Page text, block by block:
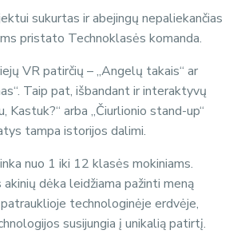
sukurtas ir abejingų nepaliekančias
pristato Technoklasės komanda.
VR patirčių – „Angelų takais“ ar
Taip pat, išbandant ir interaktyvų
Kastuk?“ arba „Čiurlionio stand-up“
tampa istorijos dalimi.
nuo 1 iki 12 klasės mokiniams.
dėka leidžiama pažinti meną
technologinėje erdvėje,
susijungia į unikalią patirtį.